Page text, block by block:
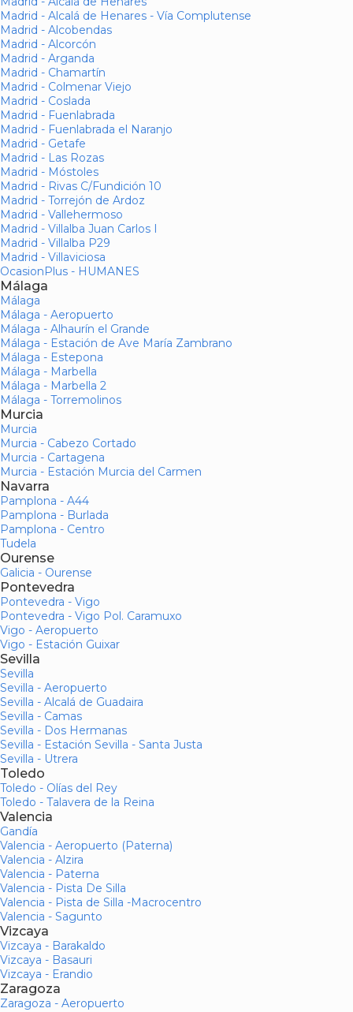
Madrid - Alcalá de Henares - Vía Complutense
Madrid - Alcobendas
Madrid - Alcorcón
Madrid - Arganda
Madrid - Chamartín
Madrid - Colmenar Viejo
Madrid - Coslada
Madrid - Fuenlabrada
Madrid - Fuenlabrada el Naranjo
Madrid - Getafe
Madrid - Las Rozas
Madrid - Móstoles
Madrid - Rivas C/Fundición 10
Madrid - Torrejón de Ardoz
Madrid - Vallehermoso
Madrid - Villalba Juan Carlos I
Madrid - Villalba P29
Madrid - Villaviciosa
OcasionPlus - HUMANES
Málaga
Málaga
Málaga - Aeropuerto
Málaga - Alhaurín el Grande
Málaga - Estación de Ave María Zambrano
Málaga - Estepona
Málaga - Marbella
Málaga - Marbella 2
Málaga - Torremolinos
Murcia
Murcia
Murcia - Cabezo Cortado
Murcia - Cartagena
Murcia - Estación Murcia del Carmen
Navarra
Pamplona - A44
Pamplona - Burlada
Pamplona - Centro
Tudela
Ourense
Galicia - Ourense
Pontevedra
Pontevedra - Vigo
Pontevedra - Vigo Pol. Caramuxo
Vigo - Aeropuerto
Vigo - Estación Guixar
Sevilla
Sevilla
Sevilla - Aeropuerto
Sevilla - Alcalá de Guadaira
Sevilla - Camas
Sevilla - Dos Hermanas
Sevilla - Estación Sevilla - Santa Justa
Sevilla - Utrera
Toledo
Toledo - Olías del Rey
Toledo - Talavera de la Reina
Valencia
Gandía
Valencia - Aeropuerto (Paterna)
Valencia - Alzira
Valencia - Paterna
Valencia - Pista De Silla
Valencia - Pista de Silla -Macrocentro
Valencia - Sagunto
Vizcaya
Vizcaya - Barakaldo
Vizcaya - Basauri
Vizcaya - Erandio
Zaragoza
Zaragoza - Aeropuerto